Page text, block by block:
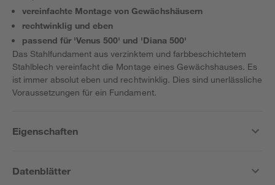
vereinfachte Montage von Gewächshäusern
rechtwinklig und eben
passend für 'Venus 500' und 'Diana 500'
Das Stahlfundament aus verzinktem und farbbeschichtetem
Stahlblech vereinfacht die Montage eines Gewächshauses. Es
ist immer absolut eben und rechtwinklig. Dies sind unerlässliche
Voraussetzungen für ein Fundament.
Eigenschaften
Datenblätter